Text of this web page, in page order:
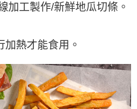
加工製作/新鮮地瓜切條。
熱才能食用。